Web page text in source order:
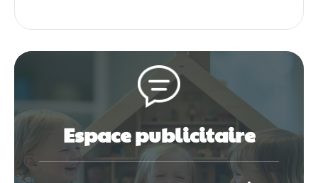
Espace publicitaire